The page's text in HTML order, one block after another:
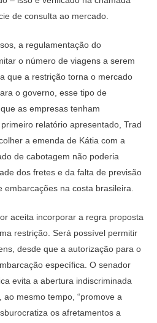
de consulta ao mercado.
a regulamentação do
o número de viagens a serem
que a restrição torna o mercado
o governo, esse tipo de
as empresas tenham
relatório apresentado, Trad
a emenda de Kátia com a
de cabotagem não poderia
dos fretes e da falta de previsão
embarcações na costa brasileira.
aceita incorporar a regra proposta
restrição. Será possível permitir
desde que a autorização para o
específica. O senador
evita a abertura indiscriminada
mesmo tempo, “promove a
os afretamentos a